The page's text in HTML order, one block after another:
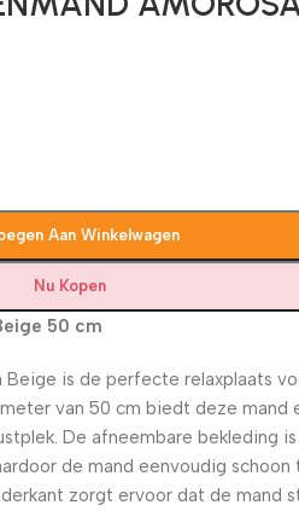
Aan Winkelwagen
Nu Kopen
50 cm
Beige is de perfecte relaxplaats
van 50 cm biedt deze mand
De afneembare bekleding is
de mand eenvoudig schoon
zorgt ervoor dat de mand